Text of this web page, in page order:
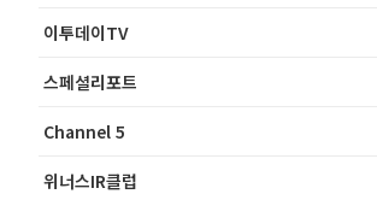
이투데이TV
스페셜리포트
Channel 5
위너스IR클럽